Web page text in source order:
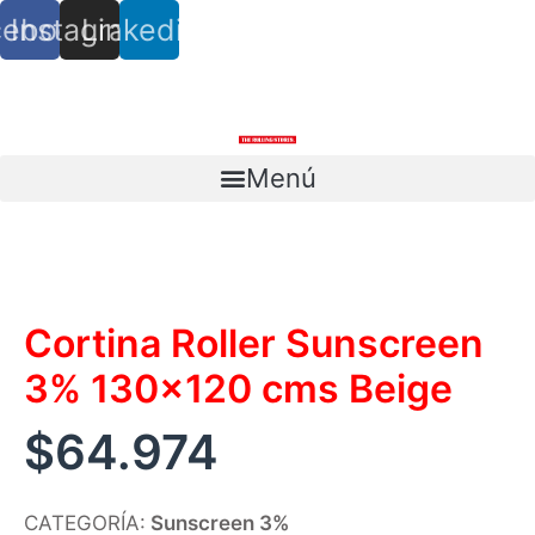
Instagram
Linkedin
Menú
Cortina Roller Sunscreen
3% 130×120 cms Beige
$64.974
CATEGORÍA: Sunscreen 3%